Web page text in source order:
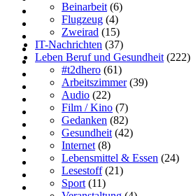
Beinarbeit (6)
Flugzeug (4)
Zweirad (15)
IT-Nachrichten (37)
Leben Beruf und Gesundheit (222)
#t2dhero (61)
Arbeitszimmer(39)
Audio (22)
Film / Kino (7)
Gedanken (82)
Gesundheit (42)
Internet (8)
Lebensmittel & Essen (24)
Lesestoff(21)
Sport (11)